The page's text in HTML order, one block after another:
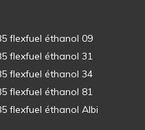
flexfuel éthanol 09
flexfuel éthanol 31
flexfuel éthanol 34
flexfuel éthanol 81
flexfuel éthanol Albi